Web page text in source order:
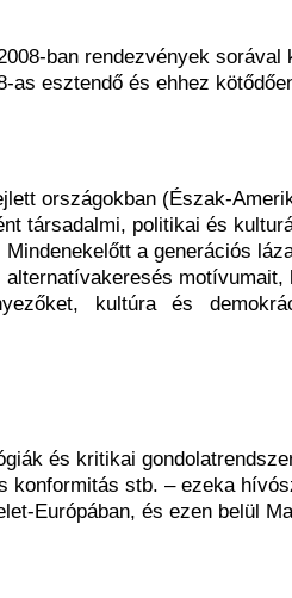
ban rendezvények sorával
as esztendő és ehhez
országokban (Észak-
társadalmi, politikai és
a generációs
alternatívakeresés motívumait,
kultúra és
és kritikai
konformitás stb. – ezeka
Európában, és ezen belül